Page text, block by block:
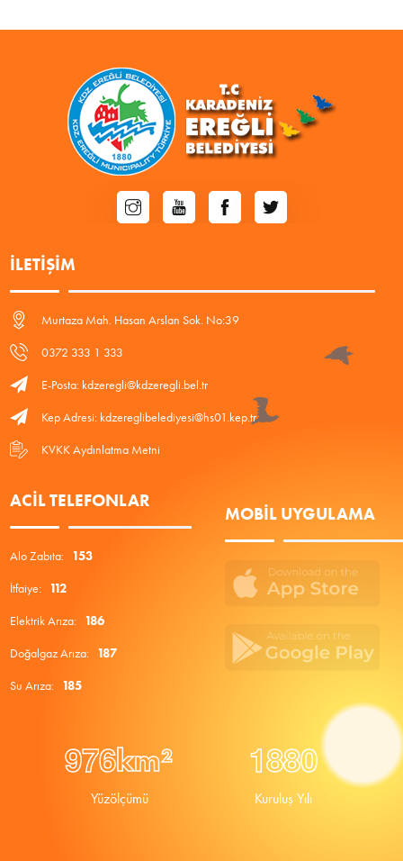
İLETIŞIM
Murtaza Mah. Hasan Arslan Sok. No:39
0372 333 1 333
E-Posta: kdzeregli@kdzeregli.bel.tr
Kep Adresi: kdzereglibelediyesi@hs01.kep.tr
KVKK Aydınlatma Metni
ACIL TELEFONLAR
Alo Zabıta: 153
İtfaiye: 112
Elektrik Arıza: 186
Doğalgaz Arıza: 187
Su Arıza: 185
MOBIL UYGULAMA
976km²
Yüzölçümü
1880
Kuruluş Yılı